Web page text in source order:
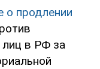
о продлении
лиц в РФ за